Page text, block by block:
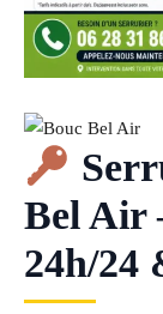
Bel Air
24h/24